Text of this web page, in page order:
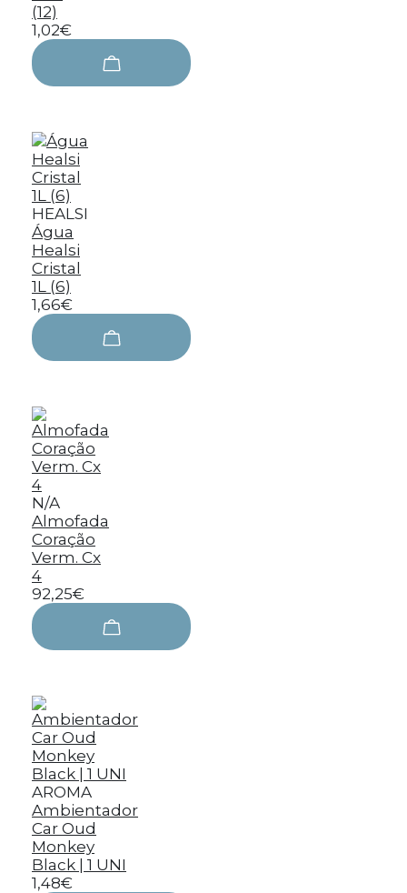
(12)
1,02€
HEALSI
Água
Healsi
Cristal
1L (6)
1,66€
N/A
Almofada
Coração
Verm. Cx
4
92,25€
AROMA
Ambientador
Car Oud
Monkey
Black | 1 UNI
1,48€